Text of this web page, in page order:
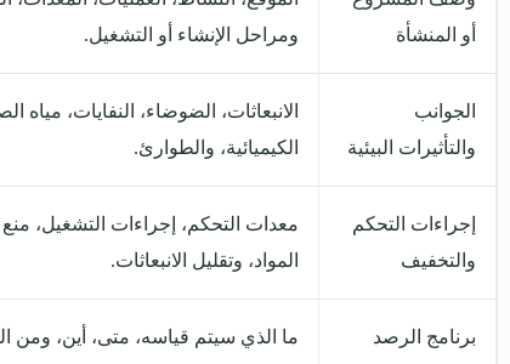
أو المنشأة
ومراحل الإنشاء أو التشغيل.
الجوانب
والتأثيرات البيئية
الانبعاثات، الضوضاء، النفايات، مياه
الكيميائية، والطوارئ.
إجراءات التحكم
والتخفيف
معدات التحكم، إجراءات التشغيل،
المواد، وتقليل الانبعاثات.
برنامج الرصد
ما الذي سيتم قياسه، متى، أين، ومن